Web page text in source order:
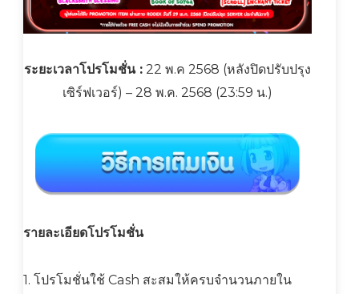
ระยะเวลาโปรโมชั่น : 22 พ.ค 2568 (หลังปิดปรับปรุง
เซิร์ฟเวอร์) – 28 พ.ค. 2568 (23:59 น.)
รายละเอียดโปรโมชั่น
1. โปรโมชั่นใช้ Cash สะสมให้ครบจำนวนภายใน